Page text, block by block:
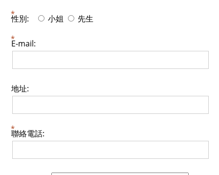
性別: 小姐 先生
E-mail:
地址:
聯絡電話: